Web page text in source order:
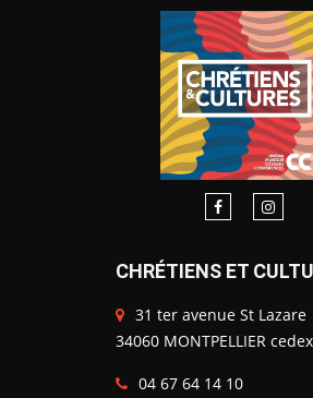
CHRÉTIENS ET
31 ter avenue St Lazare
34060 MONTPELLIER
04 67 64 14 10